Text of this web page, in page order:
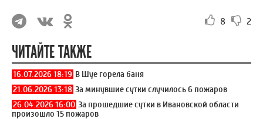
8 2
ЧИТАЙТЕ ТАКЖЕ
16.07.2026 18:19 В Шуе горела баня
21.06.2026 13:18 За минувшие сутки случилось 6 пожаров
26.04.2026 16:00 За прошедшие сутки в Ивановской области
произошло 15 пожаров